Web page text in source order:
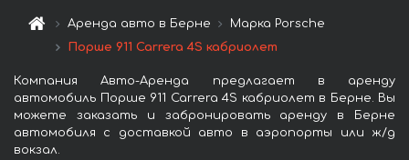
Аренда авто в Берне
Марка Porsche
Порше 911 Carrera 4S кабриолет
Компания Авто-Аренда предлагает в аренду
автомобиль Порше 911 Carrera 4S кабриолет в Берне. Вы
можете заказать и забронировать аренду в Берне
автомобиля с доставкой авто в аэропорты или ж/д
вокзал.